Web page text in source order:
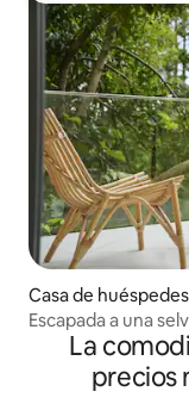
Casa de
Escapada a una
La
precios